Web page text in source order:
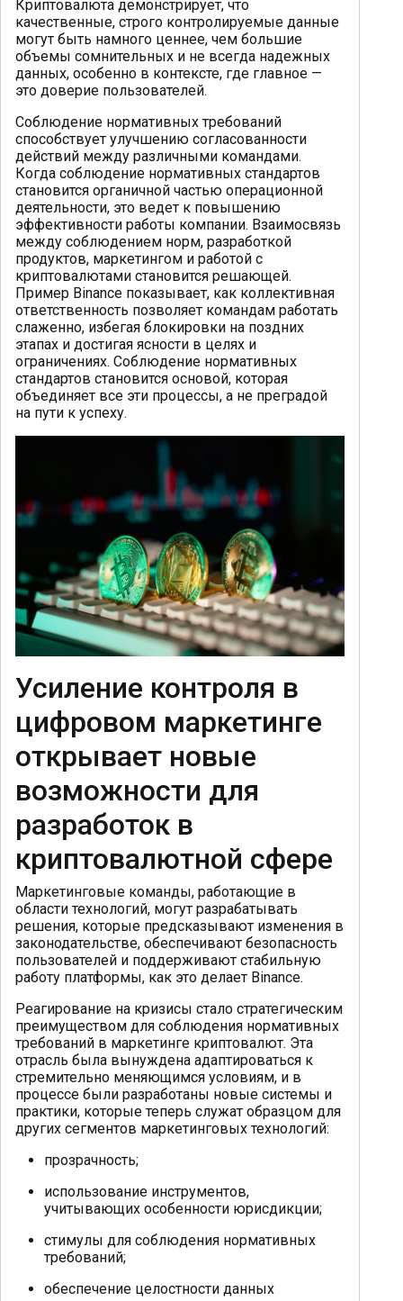
Криптовалюта демонстрирует, что
качественные, строго контролируемые данные
могут быть намного ценнее, чем большие
объемы сомнительных и не всегда надежных
данных, особенно в контексте, где главное —
это доверие пользователей.
Соблюдение нормативных требований
способствует улучшению согласованности
действий между различными командами.
Когда соблюдение нормативных стандартов
становится органичной частью операционной
деятельности, это ведет к повышению
эффективности работы компании. Взаимосвязь
между соблюдением норм, разработкой
продуктов, маркетингом и работой с
криптовалютами становится решающей.
Пример Binance показывает, как коллективная
ответственность позволяет командам работать
слаженно, избегая блокировки на поздних
этапах и достигая ясности в целях и
ограничениях. Соблюдение нормативных
стандартов становится основой, которая
объединяет все эти процессы, а не преградой
на пути к успеху.
Усиление контроля в
цифровом маркетинге
открывает новые
возможности для
разработок в
криптовалютной сфере
Маркетинговые команды, работающие в
области технологий, могут разрабатывать
решения, которые предсказывают изменения в
законодательстве, обеспечивают безопасность
пользователей и поддерживают стабильную
работу платформы, как это делает Binance.
Реагирование на кризисы стало стратегическим
преимуществом для соблюдения нормативных
требований в маркетинге криптовалют. Эта
отрасль была вынуждена адаптироваться к
стремительно меняющимся условиям, и в
процессе были разработаны новые системы и
практики, которые теперь служат образцом для
других сегментов маркетинговых технологий:
прозрачность;
использование инструментов,
учитывающих особенности юрисдикции;
стимулы для соблюдения нормативных
требований;
обеспечение целостности данных